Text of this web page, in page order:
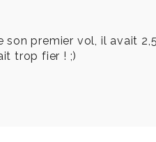
premier vol, il avait
trop fier ! ;)